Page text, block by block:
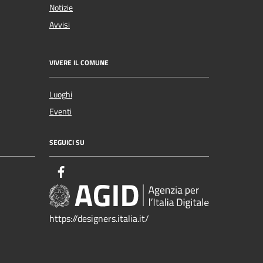
Notizie
Avvisi
VIVERE IL COMUNE
Luoghi
Eventi
SEGUICI SU
https://designers.italia.it/